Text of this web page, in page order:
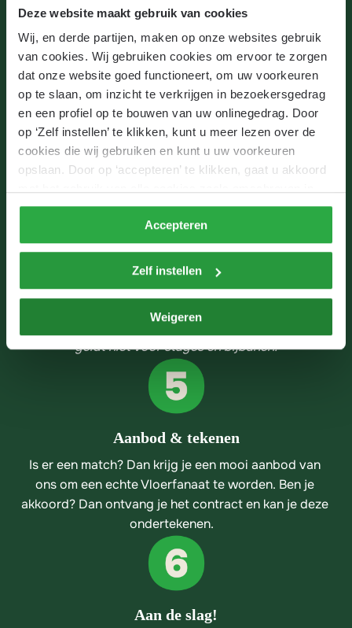
Deze website maakt gebruik van cookies
Wij, en derde partijen, maken op onze websites gebruik
van cookies. Wij gebruiken cookies om ervoor te zorgen
dat onze website goed functioneert, om uw voorkeuren
op te slaan, om inzicht te verkrijgen in bezoekersgedrag
en een profiel op te bouwen van uw onlinegedrag. Door
op ‘Zelf instellen’ te klikken, kunt u meer lezen over de
cookies die wij gebruiken en kunt u uw voorkeuren
opslaan. Door op ‘accepteren’ te klikken, gaat u akkoord
onzeprivacyverklaring.
Accepteren
Zelf instellen
Weigeren
bellen we je om een kennismaking te plannen.
Kennismaking
Bij wederzijdse interesse nodigen we je uit voor een
kennismaking op één van onze
locaties bij Cotap.
Bij wederzijds enthousiasme volgt er een tweede
goed beeld krijgt van de functie en de organisatie.
geldt niet voor stages en bijbanen.
Aanbod & tekenen
Is er een match? Dan krijg je een mooi aanbod van
ons om een echte Vloerfanaat te worden. Ben je
akkoord? Dan ontvang je het contract en kan je deze
ondertekenen.
Aan de slag!